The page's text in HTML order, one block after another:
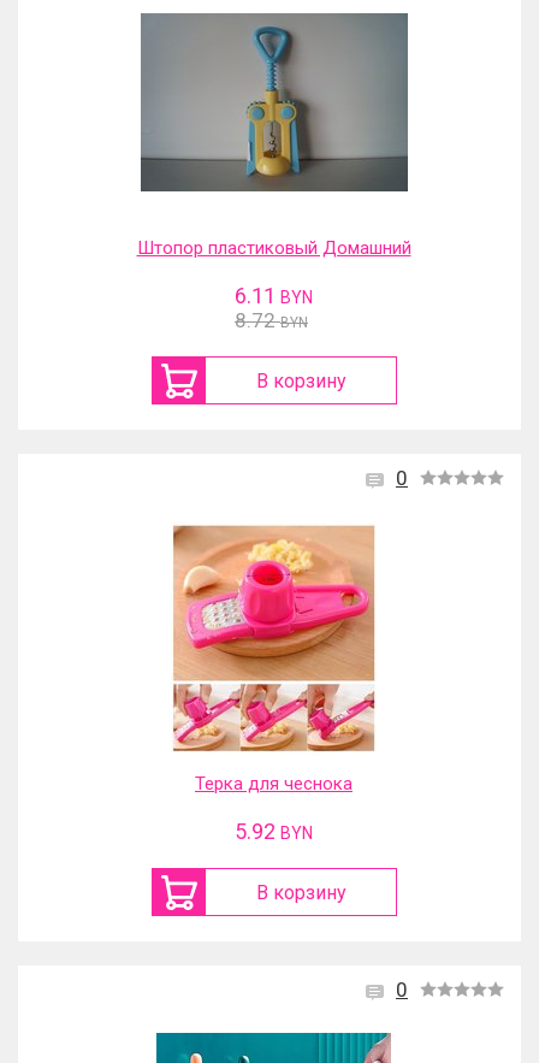
Штопор пластиковый Домашний
6.11 BYN
8.72 BYN
В корзину
0
Терка для чеснока
5.92 BYN
В корзину
0